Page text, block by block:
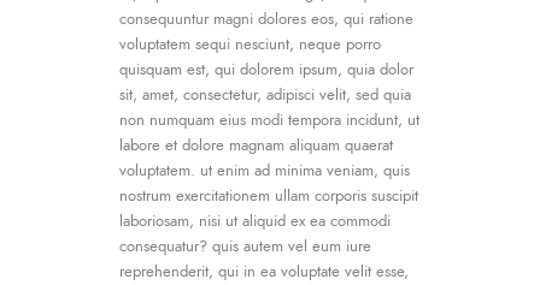
consequuntur magni dolores eos, qui ratione
voluptatem sequi nesciunt, neque porro
quisquam est, qui dolorem ipsum, quia dolor
sit, amet, consectetur, adipisci velit, sed quia
non numquam eius modi tempora incidunt, ut
labore et dolore magnam aliquam quaerat
voluptatem. ut enim ad minima veniam, quis
nostrum exercitationem ullam corporis suscipit
laboriosam, nisi ut aliquid ex ea commodi
consequatur? quis autem vel eum iure
reprehenderit, qui in ea voluptate velit esse,